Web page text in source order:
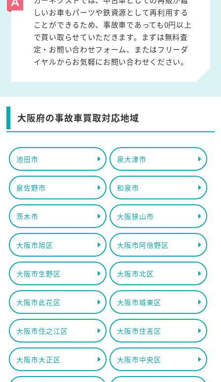
しいお車もパーツや鉄資源として再利用する
ことができるため、事故車であっても0円以上
で買い取らせていただきます。まずは無料査
定・お問い合わせフォーム、またはフリーダ
イヤルからお気軽にお問い合わせください。
大阪府の事故車買取対応地域
池田市 泉大津市
泉佐野市 和泉市
茨木市 大阪狭山市
大阪市旭区 大阪市阿倍野区
大阪市生野区 大阪市北区
大阪市此花区 大阪市城東区
大阪市住之江区 大阪市住吉区
大阪市大正区 大阪市中央区